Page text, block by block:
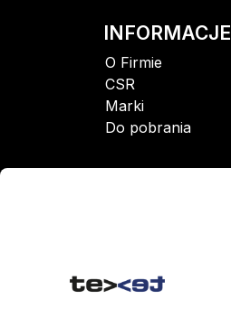
INFORMACJE
O Firmie
CSR
Marki
Do pobrania